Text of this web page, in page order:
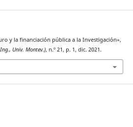
y la financiación pública a la Investigación»,
Univ. Montev.), n.º 21, p. 1, dic. 2021.